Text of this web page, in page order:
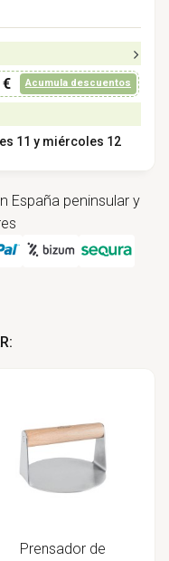
€ Acumula descuentos
11 y miércoles 12
España peninsular y
Prensador de